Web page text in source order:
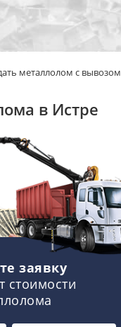
металлолом с вывозом
в Истре
заявку
стоимости